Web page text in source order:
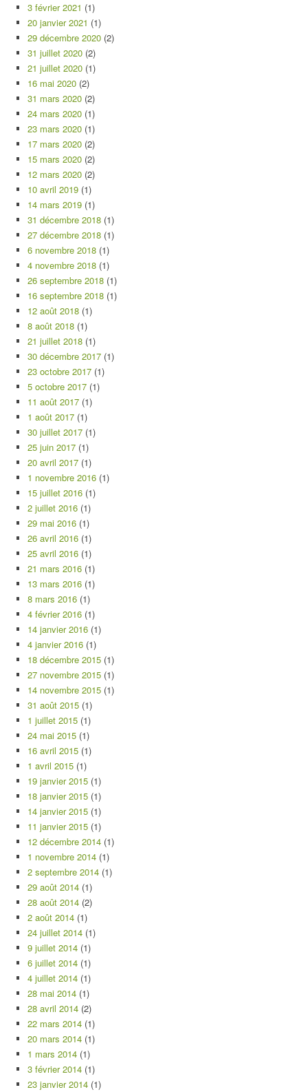
3 février 2021 (1)
20 janvier 2021 (1)
29 décembre 2020 (2)
31 juillet 2020 (2)
21 juillet 2020 (1)
16 mai 2020 (2)
31 mars 2020 (2)
24 mars 2020 (1)
23 mars 2020 (1)
17 mars 2020 (2)
15 mars 2020 (2)
12 mars 2020 (2)
10 avril 2019 (1)
14 mars 2019 (1)
31 décembre 2018 (1)
27 décembre 2018 (1)
6 novembre 2018 (1)
4 novembre 2018 (1)
26 septembre 2018 (1)
16 septembre 2018 (1)
12 août 2018 (1)
8 août 2018 (1)
21 juillet 2018 (1)
30 décembre 2017 (1)
23 octobre 2017 (1)
5 octobre 2017 (1)
11 août 2017 (1)
1 août 2017 (1)
30 juillet 2017 (1)
25 juin 2017 (1)
20 avril 2017 (1)
1 novembre 2016 (1)
15 juillet 2016 (1)
2 juillet 2016 (1)
29 mai 2016 (1)
26 avril 2016 (1)
25 avril 2016 (1)
21 mars 2016 (1)
13 mars 2016 (1)
8 mars 2016 (1)
4 février 2016 (1)
14 janvier 2016 (1)
4 janvier 2016 (1)
18 décembre 2015 (1)
27 novembre 2015 (1)
14 novembre 2015 (1)
31 août 2015 (1)
1 juillet 2015 (1)
24 mai 2015 (1)
16 avril 2015 (1)
1 avril 2015 (1)
19 janvier 2015 (1)
18 janvier 2015 (1)
14 janvier 2015 (1)
11 janvier 2015 (1)
12 décembre 2014 (1)
1 novembre 2014 (1)
2 septembre 2014 (1)
29 août 2014 (1)
28 août 2014 (2)
2 août 2014 (1)
24 juillet 2014 (1)
9 juillet 2014 (1)
6 juillet 2014 (1)
4 juillet 2014 (1)
28 mai 2014 (1)
28 avril 2014 (2)
22 mars 2014 (1)
20 mars 2014 (1)
1 mars 2014 (1)
3 février 2014 (1)
23 janvier 2014 (1)